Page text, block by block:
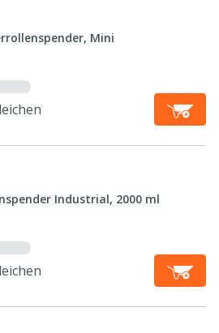
Mini
Industrial, 2000 ml